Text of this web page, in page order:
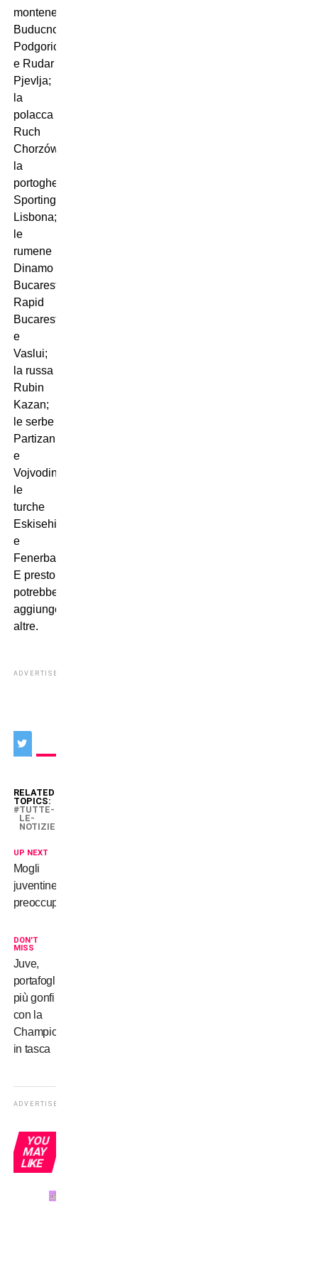
montenegrine
Buducnost
Podgorica
e Rudar
Pjevlja;
la
polacca
Ruch
Chorzów;
la
portoghese
Sporting
Lisbona;
le
rumene
Dinamo
Bucarest,
Rapid
Bucarest
e
Vaslui;
la russa
Rubin
Kazan;
le serbe
Partizan
e
Vojvodina;
le
turche
Eskisehirspor
e
Fenerbahce.
E presto
potrebbero
aggiungersene
altre.
ADVERTISEMENT
RELATED
TOPICS:
TUTTE-
LE-
NOTIZIE
UP NEXT
Mogli
juventine,
preoccupatevi…
DON'T
MISS
Juve,
portafogli
più gonfi
con la
Champions
in tasca
ADVERTISEMENT
YOU
MAY
LIKE